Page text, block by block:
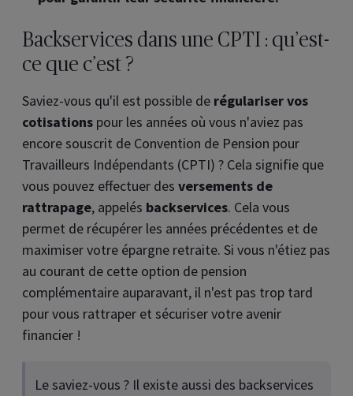
Backservices dans une CPTI : qu’est-
ce que c’est ?
Saviez-vous qu'il est possible de régulariser vos
cotisations pour les années où vous n'aviez pas
encore souscrit de Convention de Pension pour
Travailleurs Indépendants (CPTI) ? Cela signifie que
vous pouvez effectuer des versements de
rattrapage, appelés backservices. Cela vous
permet de récupérer les années précédentes et de
maximiser votre épargne retraite. Si vous n'étiez pas
au courant de cette option de pension
complémentaire auparavant, il n'est pas trop tard
pour vous rattraper et sécuriser votre avenir
financier !
Le saviez-vous ? Il existe aussi des backservices